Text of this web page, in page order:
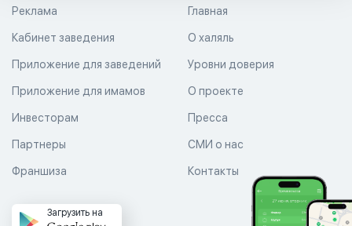
Главная
О халяль
Уровни доверия
Реклама
Кабинет заведения
Приложение для заведений
Приложение для имамов О проекте
Пресса
СМИ о нас
Контакты
Инвесторам
Партнеры
Франшиза
Загрузить на